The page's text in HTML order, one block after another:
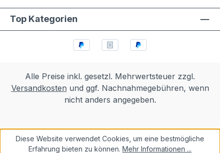
Top Kategorien
Alle Preise inkl. gesetzl. Mehrwertsteuer zzgl.
Versandkosten und ggf. Nachnahmegebühren, wenn
nicht anders angegeben.
Diese Website verwendet Cookies, um eine bestmögliche
Erfahrung bieten zu können. Mehr Informationen ...